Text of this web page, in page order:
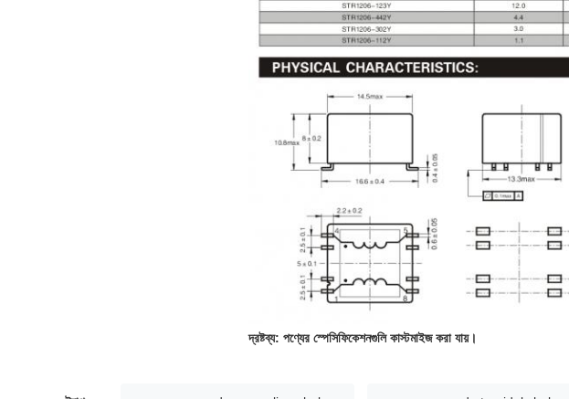
দ্রষ্টব্য: পণ্যের স্পেসিফিকেশনগুলি কাস্টমাইজ করা যায়।